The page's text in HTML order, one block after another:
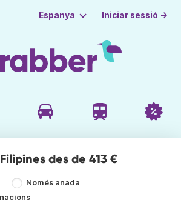
Espanya Iniciar sessió →
des de 413 €
Només anada